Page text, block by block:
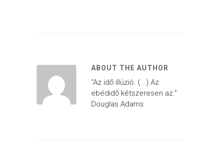
ABOUT THE AUTHOR
"Az idő illúzió. (...) Az
ebédidő kétszeresen az."
Douglas Adams